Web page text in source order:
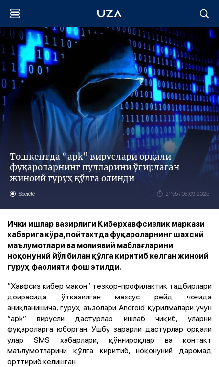
Тошкентда “apk” вируслари орқали
фуқароларнинг пулларини ўғирлаган
жиноий гуруҳ қўлга олинди
Société 21:55 / 03.09.2025
Ички ишлар вазирлиги Киберхавфсизлик маркази
хабарига кўра, пойтахтда фуқароларнинг шахсий
маълумотлари ва молиявий маблағларини
ноқонуний йўл билан қўлга киритиб келган жиноий
гуруҳ фаолияти фош этилди.
“Хавфсиз кибер макон” тезкор-профилактик тадбирлари
доирасида ўтказилган махсус рейд чоғида
аниқланишича, гуруҳ аъзолари Android қурилмалари учун
“apk” вирусли дастурлар ишлаб чиқиб, уларни
фуқароларга юборган. Ушбу зарарли дастурлар орқали
улар SMS хабарлари, қўнғироқлар ва контакт
маълумотларини қўлга киритиб, ноқонуний даромад
орттириб келишган.